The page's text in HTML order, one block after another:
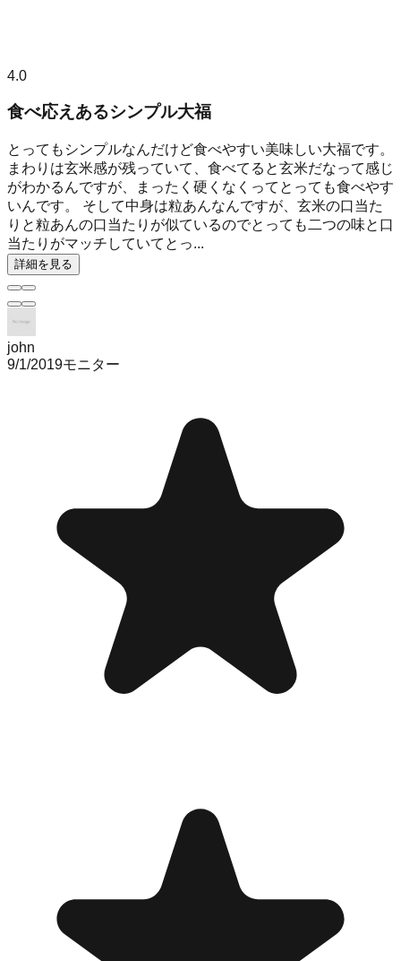
4.0
食べ応えあるシンプル大福
とってもシンプルなんだけど食べやすい美味しい大福です。
まわりは玄米感が残っていて、食べてると玄米だなって感じ
がわかるんですが、まったく硬くなくってとっても食べやす
いんです。 そして中身は粒あんなんですが、玄米の口当た
りと粒あんの口当たりが似ているのでとっても二つの味と口
当たりがマッチしていてとっ...
詳細を見る
john
9/1/2019モニター